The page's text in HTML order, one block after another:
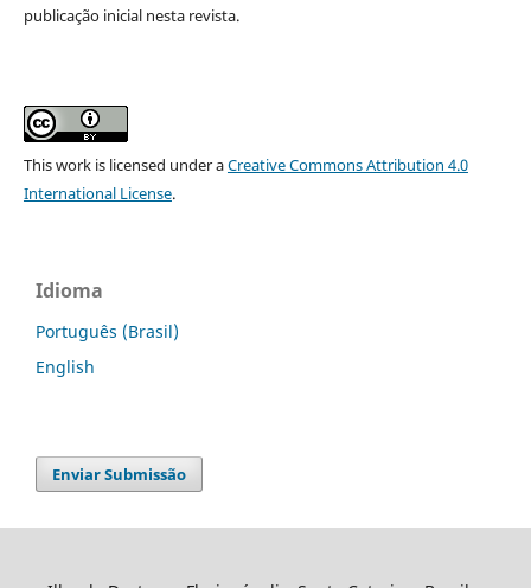
publicação inicial nesta revista.
This work is licensed under aCreative Commons Attribution 4.0
International License.
Idioma
Português (Brasil)
English
Enviar Submissão